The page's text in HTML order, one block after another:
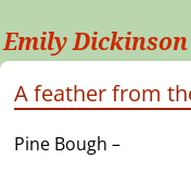
Emily Dickinson
A feather from
Pine Bough –